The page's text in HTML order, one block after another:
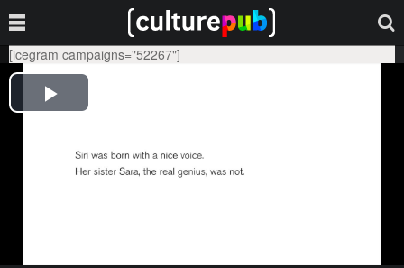
[icegram campaigns="52267"]